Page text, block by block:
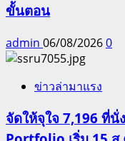
ขั้นตอน
admin 06/08/20260
ข่าวล่ามาแรง
จัดให้จุใจ 7,196 ที่นั่